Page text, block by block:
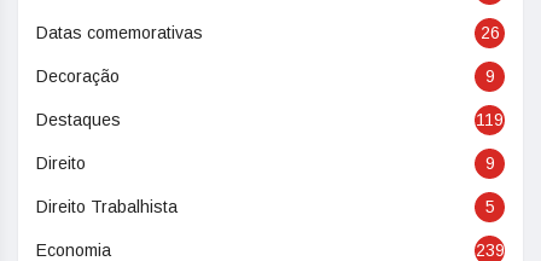
Datas comemorativas 26
Decoração 9
Destaques 119
Direito 9
Direito Trabalhista 5
Economia 239